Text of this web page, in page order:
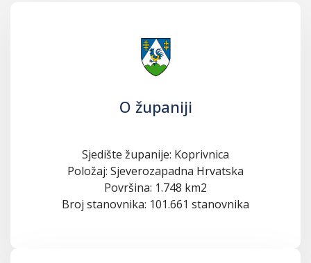
O županiji
Sjedište županije: Koprivnica
Položaj: Sjeverozapadna Hrvatska
Površina: 1.748 km2
Broj stanovnika: 101.661 stanovnika